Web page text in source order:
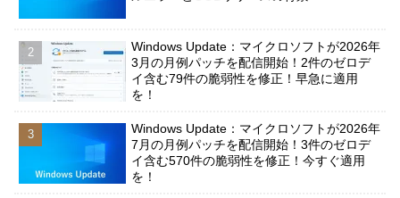
Windows Update：マイクロソフトが2026年
3月の月例パッチを配信開始！2件のゼロデ
イ含む79件の脆弱性を修正！早急に適用
を！
Windows Update：マイクロソフトが2026年
7月の月例パッチを配信開始！3件のゼロデ
イ含む570件の脆弱性を修正！今すぐ適用
を！